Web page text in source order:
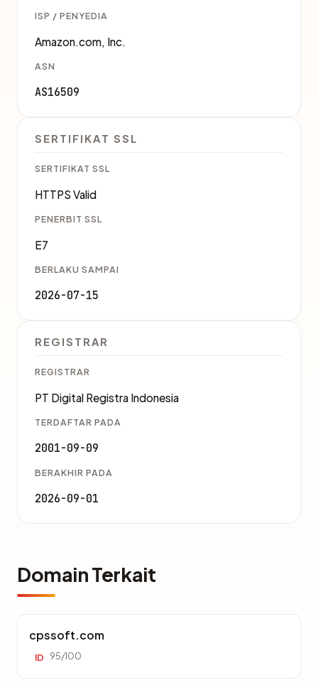
ISP / PENYEDIA
Amazon.com, Inc.
ASN
AS16509
SERTIFIKAT SSL
SERTIFIKAT SSL
HTTPS Valid
PENERBIT SSL
E7
BERLAKU SAMPAI
2026-07-15
REGISTRAR
REGISTRAR
PT Digital Registra Indonesia
TERDAFTAR PADA
2001-09-09
BERAKHIR PADA
2026-09-01
Domain Terkait
cpssoft.com
ID 95/100